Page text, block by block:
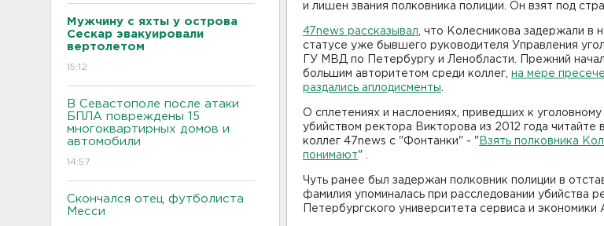
Мужчину с яхты у острова
Сескар эвакуировали
вертолетом
15:12
В Севастополе после атаки
БПЛА повреждены 15
многоквартирных домов и
автомобили
14:57
Скончался отец футболиста
Месси
и лишен звания полковника полиции. Он взят под
47news рассказывал , что Колесникова задержали в
статусе уже бывшего руководителя Управления
ГУ МВД по Петербургу и Ленобласти. Прежний
большим авторитетом среди коллег, на мере
раздались аплодисменты
О сплетениях и наслоениях, приведших к
убийством ректора Викторова из 2012 года читайте
коллег 47news с "Фонтанки" - " Взять полковника
понимают" .
Чуть ранее был задержан полковник полиции в
фамилия упоминалась при расследовании убийства
Петербургского университета сервиса и экономики